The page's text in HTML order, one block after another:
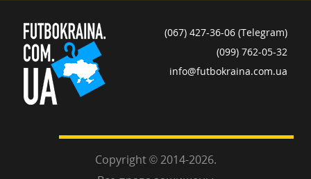
(067) 427-36-06 (Telegram)
(099) 762-05-32
info@futbokraina.com.ua
Copyright © 2014-2026.